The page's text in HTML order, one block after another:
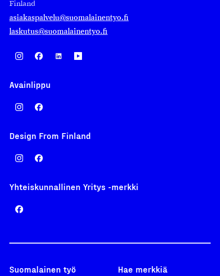
Finland
asiakaspalvelu@suomalainentyo.fi
laskutus@suomalainentyo.fi
Avainlippu
Design From Finland
Yhteiskunnallinen Yritys -merkki
Suomalainen työ Hae merkkiä